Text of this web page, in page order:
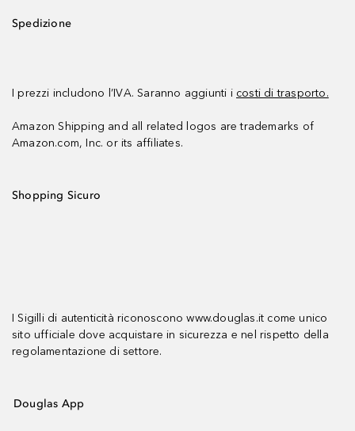
Spedizione
I prezzi includono l’IVA. Saranno aggiunti i costi di trasporto.
Amazon Shipping and all related logos are trademarks of
Amazon.com, Inc. or its affiliates.
Shopping Sicuro
I Sigilli di autenticità riconoscono www.douglas.it come unico
sito ufficiale dove acquistare in sicurezza e nel rispetto della
regolamentazione di settore.
Douglas App